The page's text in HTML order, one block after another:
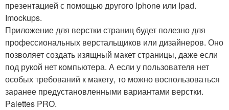
презентацией с помощью другого Iphone или Ipad.
Imockups.
Приложение для верстки страниц будет полезно для
профессиональных верстальщиков или дизайнеров. Оно
позволяет создать изящный макет страницы, даже если
под рукой нет компьютера. А если у пользователя нет
особых требований к макету, то можно воспользоваться
заранее предустановленными вариантами верстки.
Palettes PRO.